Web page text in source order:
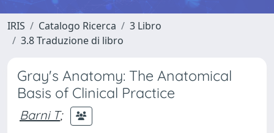
IRIS Catalogo Ricerca
3 Libro
3.8 Traduzione di libro
Gray's Anatomy: The Anatomical
Basis of Clinical Practice
Barni T;